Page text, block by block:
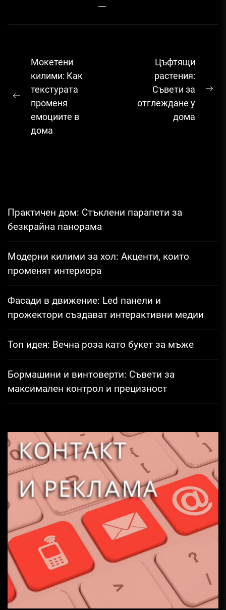
Навигация
Previous
post:
Мокетени
килими: Как
текстурата
променя
емоциите в
дома
Цъфтящи
растения:
Съвети за
отглеждане у
дома
Практичен дом: Стъклени парапети за
безкрайна панорама
Модерни килими за хол: Акценти, които
променят интериора
Фасади в движение: Led панели и
прожектори създават интерактивни медии
Топ идея: Вечна роза като букет за мъже
Бормашини и винтоверти: Съвети за
максимален контрол и прецизност